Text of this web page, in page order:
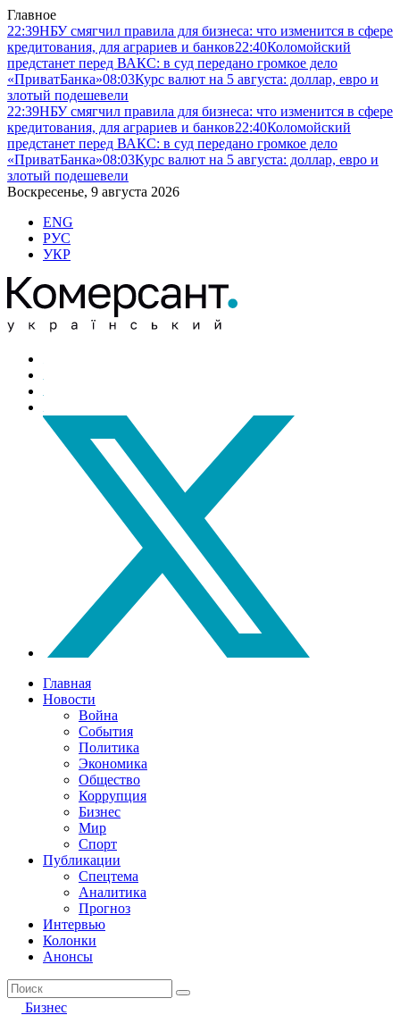
Главное
22:39НБУ смягчил правила для бизнеса: что изменится в сфере
кредитования, для аграриев и банков22:40Коломойский
предстанет перед ВАКС: в суд передано громкое дело
«ПриватБанка»08:03Курс валют на 5 августа: доллар, евро и
злотый подешевели
22:39НБУ смягчил правила для бизнеса: что изменится в сфере
кредитования, для аграриев и банков22:40Коломойский
предстанет перед ВАКС: в суд передано громкое дело
«ПриватБанка»08:03Курс валют на 5 августа: доллар, евро и
злотый подешевели
Воскресенье, 9 августа 2026
ENG
РУС
УКР
Главная
Новости
Война
События
Политика
Экономика
Общество
Коррупция
Бизнес
Мир
Спорт
Публикации
Спецтема
Аналитика
Прогноз
Интервью
Колонки
Анонсы
Бизнес